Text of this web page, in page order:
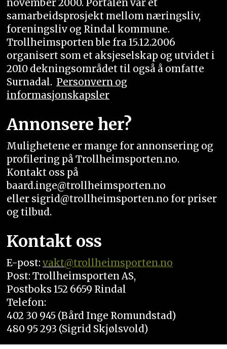
november 2000. Portalen var et
samarbeidsprosjekt mellom næringsliv,
foreningsliv og Rindal kommune.
Trollheimsporten ble fra 15.12.2006
organisert som et aksjeselskap og utvidet i
2010 dekningsområdet til også å omfatte
Surnadal. Personvern og
informasjonskapsler
Annonsere her?
Mulighetene er mange for annonsering og
profilering på Trollheimsporten.no.
Kontakt oss på
baard.inge@trollheimsporten.no
eller sigrid@trollheimsporten.no for priser
og tilbud.
Kontakt oss
E-post:vakt@trollheimsporten.no
Post: Trollheimsporten AS,
Postboks 152 6659 Rindal
Telefon:
402 30 945 (Bård Inge Romundstad)
480 95 293 (Sigrid Skjølsvold)